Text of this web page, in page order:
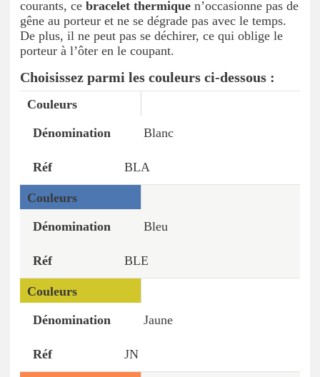
courants, ce bracelet thermique n’occasionne pas de
gêne au porteur et ne se dégrade pas avec le temps.
De plus, il ne peut pas se déchirer, ce qui oblige le
porteur à l’ôter en le coupant.
Choisissez parmi les couleurs ci-dessous :
Dénomination
Blanc
BLA
Bleu
BLE
Jaune
JN